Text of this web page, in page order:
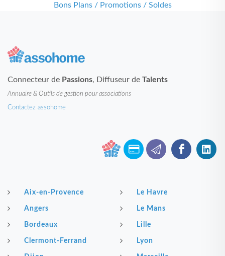
Bons Plans / Promotions / Soldes
Connecteur de Passions, Diffuseur de Talents
Annuaire & Outils de gestion pour associations
Contactez assohome
Aix-en-Provence
Angers
Bordeaux
Clermont-Ferrand
Le Havre
Le Mans
Lille
Lyon